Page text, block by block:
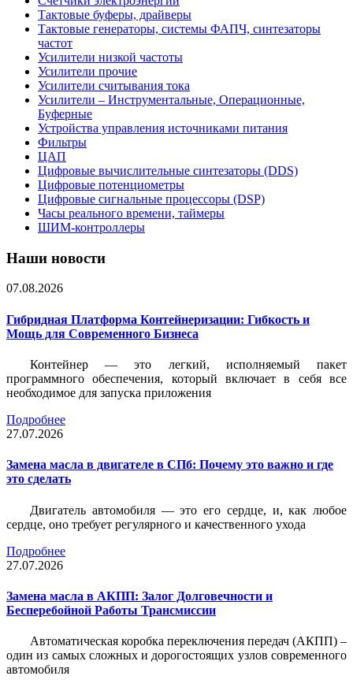
Тактовые буферы, драйверы
Тактовые генераторы, системы ФАПЧ, синтезаторы
частот
Усилители низкой частоты
Усилители прочие
Усилители считывания тока
Усилители – Инструментальные, Операционные,
Буферные
Устройства управления источниками питания
Фильтры
ЦАП
Цифровые вычислительные синтезаторы (DDS)
Цифровые потенциометры
Цифровые сигнальные процессоры (DSP)
Часы реального времени, таймеры
ШИМ-контроллеры
Наши новости
07.08.2026
Гибридная Платформа Контейнеризации: Гибкость и
Мощь для Современного Бизнеса
Контейнер — это легкий, исполняемый пакет
программного обеспечения, который включает в себя все
необходимое для запуска приложения
Подробнее
27.07.2026
Замена масла в двигателе в СПб: Почему это важно и где
это сделать
Двигатель автомобиля — это его сердце, и, как любое
сердце, оно требует регулярного и качественного ухода
Подробнее
27.07.2026
Замена масла в АКПП: Залог Долговечности и
Бесперебойной Работы Трансмиссии
Автоматическая коробка переключения передач (АКПП) –
один из самых сложных и дорогостоящих узлов современного
автомобиля